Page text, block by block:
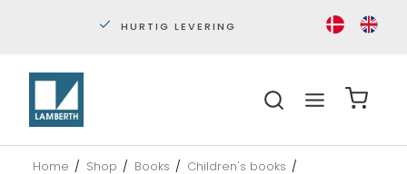
PERSONLIG KUNDESERVICE
Home / Shop / Books / Children's books /